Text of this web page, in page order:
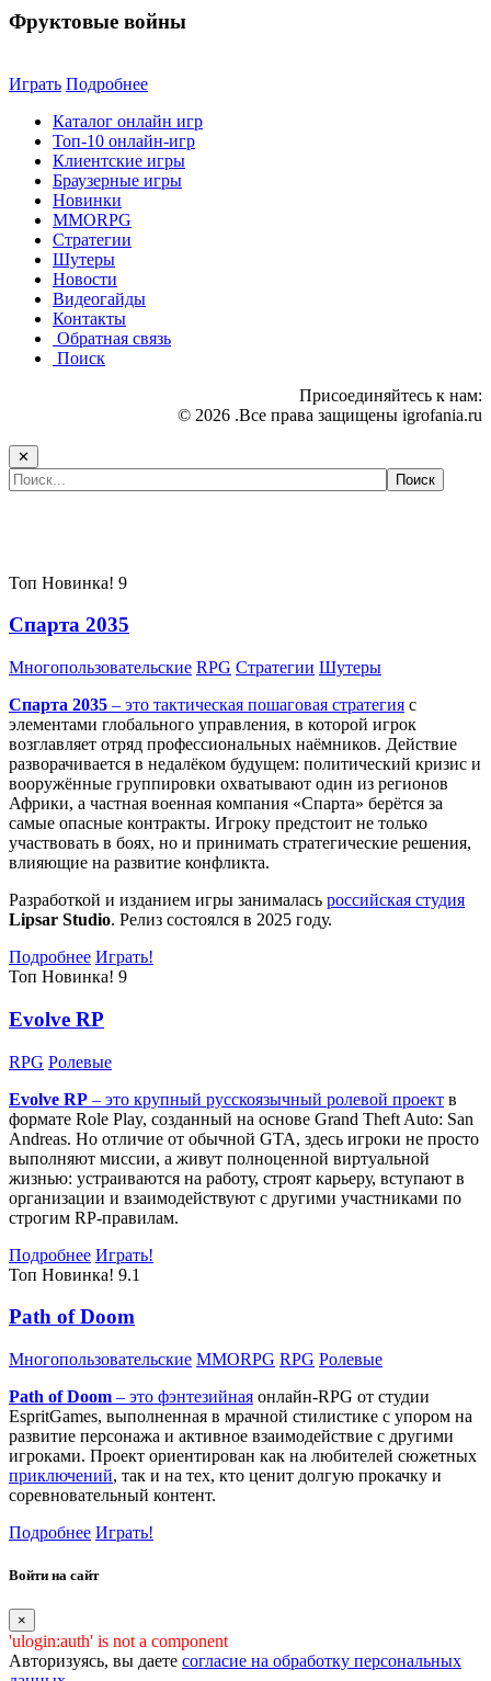
Фруктовые войны
Играть Подробнее
Каталог онлайн игр
Топ-10 онлайн-игр
Клиентские игры
Браузерные игры
Новинки
MMORPG
Стратегии
Шутеры
Новости
Видеогайды
Контакты
Обратная связь
Поиск
Присоединяйтесь к нам:
© 2026 .Все права защищены igrofania.ru
✕
Топ Новинка! 9
Спарта 2035
Многопользовательские RPG Стратегии Шутеры
Спарта 2035 – это тактическая пошаговая стратегия с
элементами глобального управления, в которой игрок
возглавляет отряд профессиональных наёмников. Действие
разворачивается в недалёком будущем: политический кризис и
вооружённые группировки охватывают один из регионов
Африки, а частная военная компания «Спарта» берётся за
самые опасные контракты. Игроку предстоит не только
участвовать в боях, но и принимать стратегические решения,
влияющие на развитие конфликта.
Разработкой и изданием игры занималась российская студия
Lipsar Studio. Релиз состоялся в 2025 году.
Подробнее Играть!
Топ Новинка! 9
Evolve RP
RPG Ролевые
Evolve RP – это крупный русскоязычный ролевой проект в
формате Role Play, созданный на основе Grand Theft Auto: San
Andreas. Но отличие от обычной GTA, здесь игроки не просто
выполняют миссии, а живут полноценной виртуальной
жизнью: устраиваются на работу, строят карьеру, вступают в
организации и взаимодействуют с другими участниками по
строгим RP-правилам.
Подробнее Играть!
Топ Новинка! 9.1
Path of Doom
Многопользовательские MMORPG RPG Ролевые
Path of Doom – это фэнтезийная онлайн-RPG от студии
EspritGames, выполненная в мрачной стилистике с упором на
развитие персонажа и активное взаимодействие с другими
игроками. Проект ориентирован как на любителей сюжетных
приключений, так и на тех, кто ценит долгую прокачку и
соревновательный контент.
Подробнее Играть!
Войти на сайт
×
'ulogin:auth' is not a component
Авторизуясь, вы даете согласие на обработку персональных